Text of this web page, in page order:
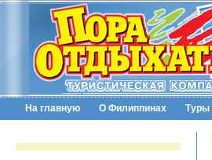
На главную О Филиппинах Туры